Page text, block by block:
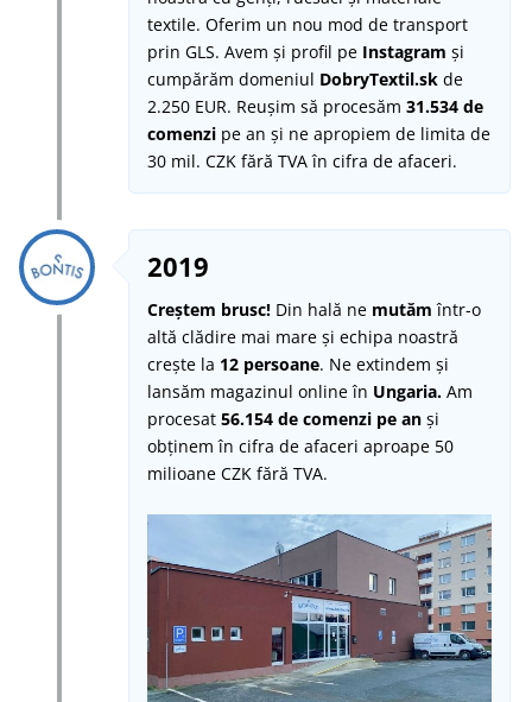
textile. Oferim un nou mod de transport
prin GLS. Avem și profil pe Instagram și
cumpărăm domeniul DobryTextil.sk de
2.250 EUR. Reușim să procesăm 31.534 de
comenzi pe an și ne apropiem de limita de
30 mil. CZK fără TVA în cifra de afaceri.
2019
Creștem brusc! Din hală ne mutăm într-o
altă clădire mai mare și echipa noastră
crește la 12 persoane. Ne extindem și
lansăm magazinul online în Ungaria. Am
procesat 56.154 de comenzi pe an și
obținem în cifra de afaceri aproape 50
milioane CZK fără TVA.